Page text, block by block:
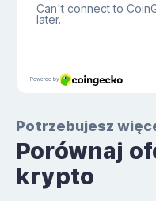
Potrzebujesz
Porównaj
krypto